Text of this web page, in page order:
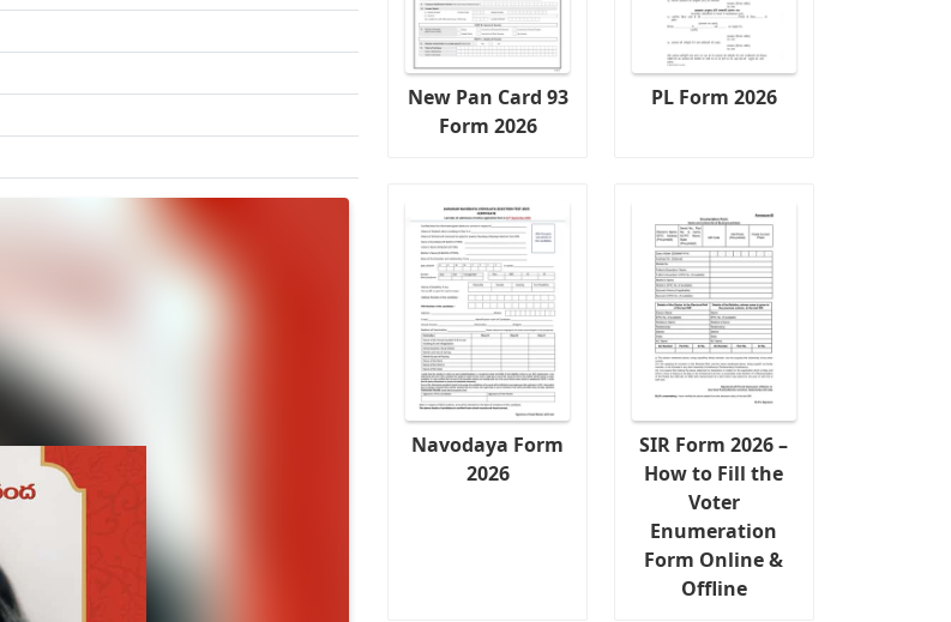
New Pan Card 93
Form 2026
PL Form 2026
Navodaya Form
2026
SIR Form 2026 –
How to Fill the
Voter
Enumeration
Form Online &
Offline